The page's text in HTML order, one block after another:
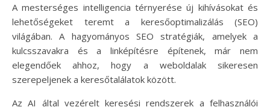
A mesterséges intelligencia térnyerése új kihívásokat és
lehetőségeket teremt a keresőoptimalizálás (SEO)
világában. A hagyományos SEO stratégiák, amelyek a
kulcsszavakra és a linképítésre építenek, már nem
elegendőek ahhoz, hogy a weboldalak sikeresen
szerepeljenek a keresőtalálatok között.
Az AI által vezérelt keresési rendszerek a felhasználói